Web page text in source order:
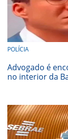
POLÍCIA
Advogado é
no interior da